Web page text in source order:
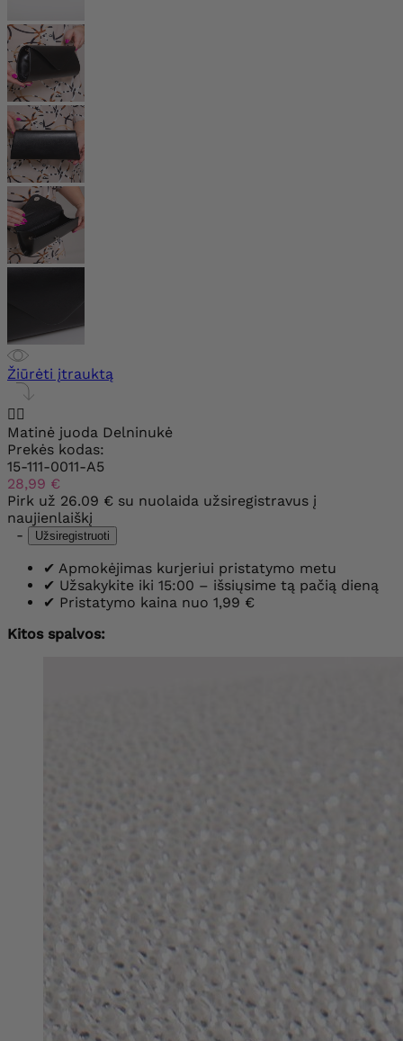
Žiūrėti įtrauktą

Matinė juoda Delninukė
Prekės kodas:
15-111-0011-A5
28,99 €
Pirk už 26.09 € su nuolaida užsiregistravus į
naujienlaiškį
-
Užsiregistruoti
✔ Apmokėjimas kurjeriui pristatymo metu
✔ Užsakykite iki 15:00 – išsiųsime tą pačią dieną
✔ Pristatymo kaina nuo 1,99 €
Kitos spalvos: